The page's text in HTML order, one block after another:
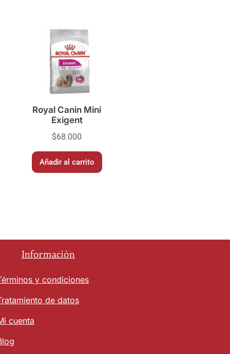
Royal Canin Mini
Exigent
$68.000
Añadir al carrito
Información
y condiciones
de datos
cuenta